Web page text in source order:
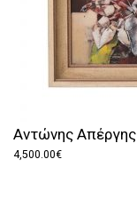
Αντώνης Απέργης
4,500.00€